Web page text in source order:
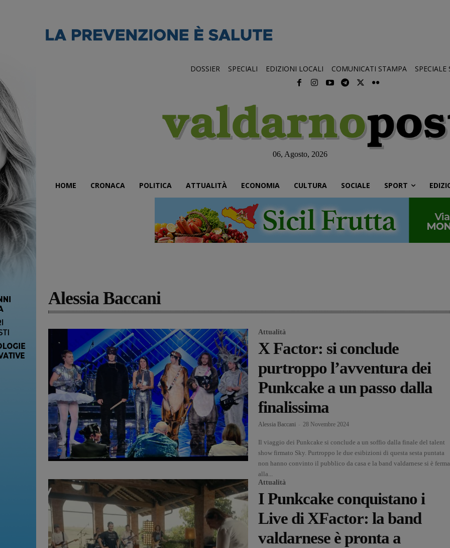
DOSSIER SPECIALI EDIZIONI LOCALI COMUNICATI STAMPA SPECIALE
06, Agosto, 2026
HOME CRONACA POLITICA ATTUALITÀ ECONOMIA CULTURA SOCIALE SPORT
Alessia Baccani
Attualità
X Factor: si conclude
purtroppo l’avventura dei
Punkcake a un passo dalla
finalissima
Alessia Baccani 28 Novembre 2024
Il viaggio dei Punkcake si conclude a un soffio dalla finale del talent
show firmato Sky. Purtroppo le due esibizioni di questa sesta puntata
non hanno convinto il pubblico da casa e la band valdarnese si è
alla...
Attualità
I Punkcake conquistano i
Live di XFactor: la band
valdarnese è pronta a